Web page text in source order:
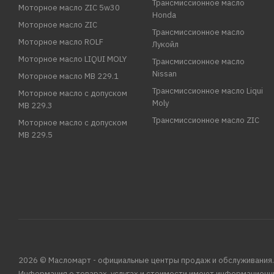
Моторное масло ZIC 5w30
Моторное масло ZIC
Моторное масло ROLF
Моторное масло LIQUI MOLY
Моторное масло MB 229.1
Моторное масло с допуском
MB 229.3
Моторное масло с допуском
MB 229.5
Трансмиссионное масло
Honda
Трансмиссионное масло
Лукойл
Трансмиссионное масло
Nissan
Трансмиссионное масло Liqui
Moly
Трансмиссионное масло ZIC
2026 © Масломарт - официальные центры продаж и обслуживания.